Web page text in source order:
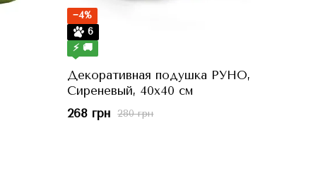
−4%
6
⚡ 🚚
Декоративная подушка РУНО,
Сиреневый, 40x40 см
280 грн
268 грн